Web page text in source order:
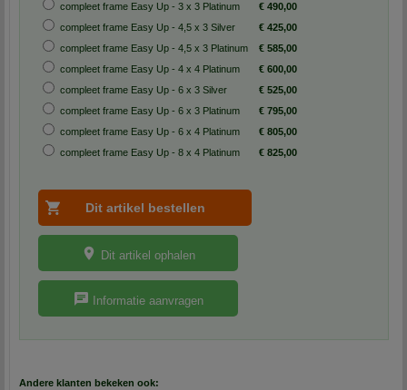
compleet frame Easy Up - 3 x 3 Platinum
€ 490,00
compleet frame Easy Up - 4,5 x 3 Silver
€ 425,00
compleet frame Easy Up - 4,5 x 3 Platinum
€ 585,00
compleet frame Easy Up - 4 x 4 Platinum
€ 600,00
compleet frame Easy Up - 6 x 3 Silver
€ 525,00
compleet frame Easy Up - 6 x 3 Platinum
€ 795,00
compleet frame Easy Up - 6 x 4 Platinum
€ 805,00
compleet frame Easy Up - 8 x 4 Platinum
€ 825,00
Dit artikel ophalen
Informatie aanvragen
Andere klanten bekeken ook: